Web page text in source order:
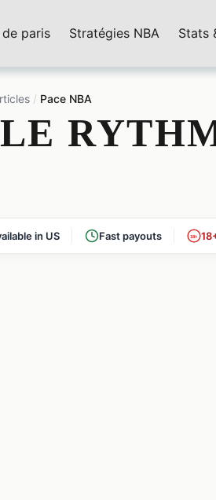
paris Stratégies NBA Stats
Pace NBA
in US Fast payouts 18+